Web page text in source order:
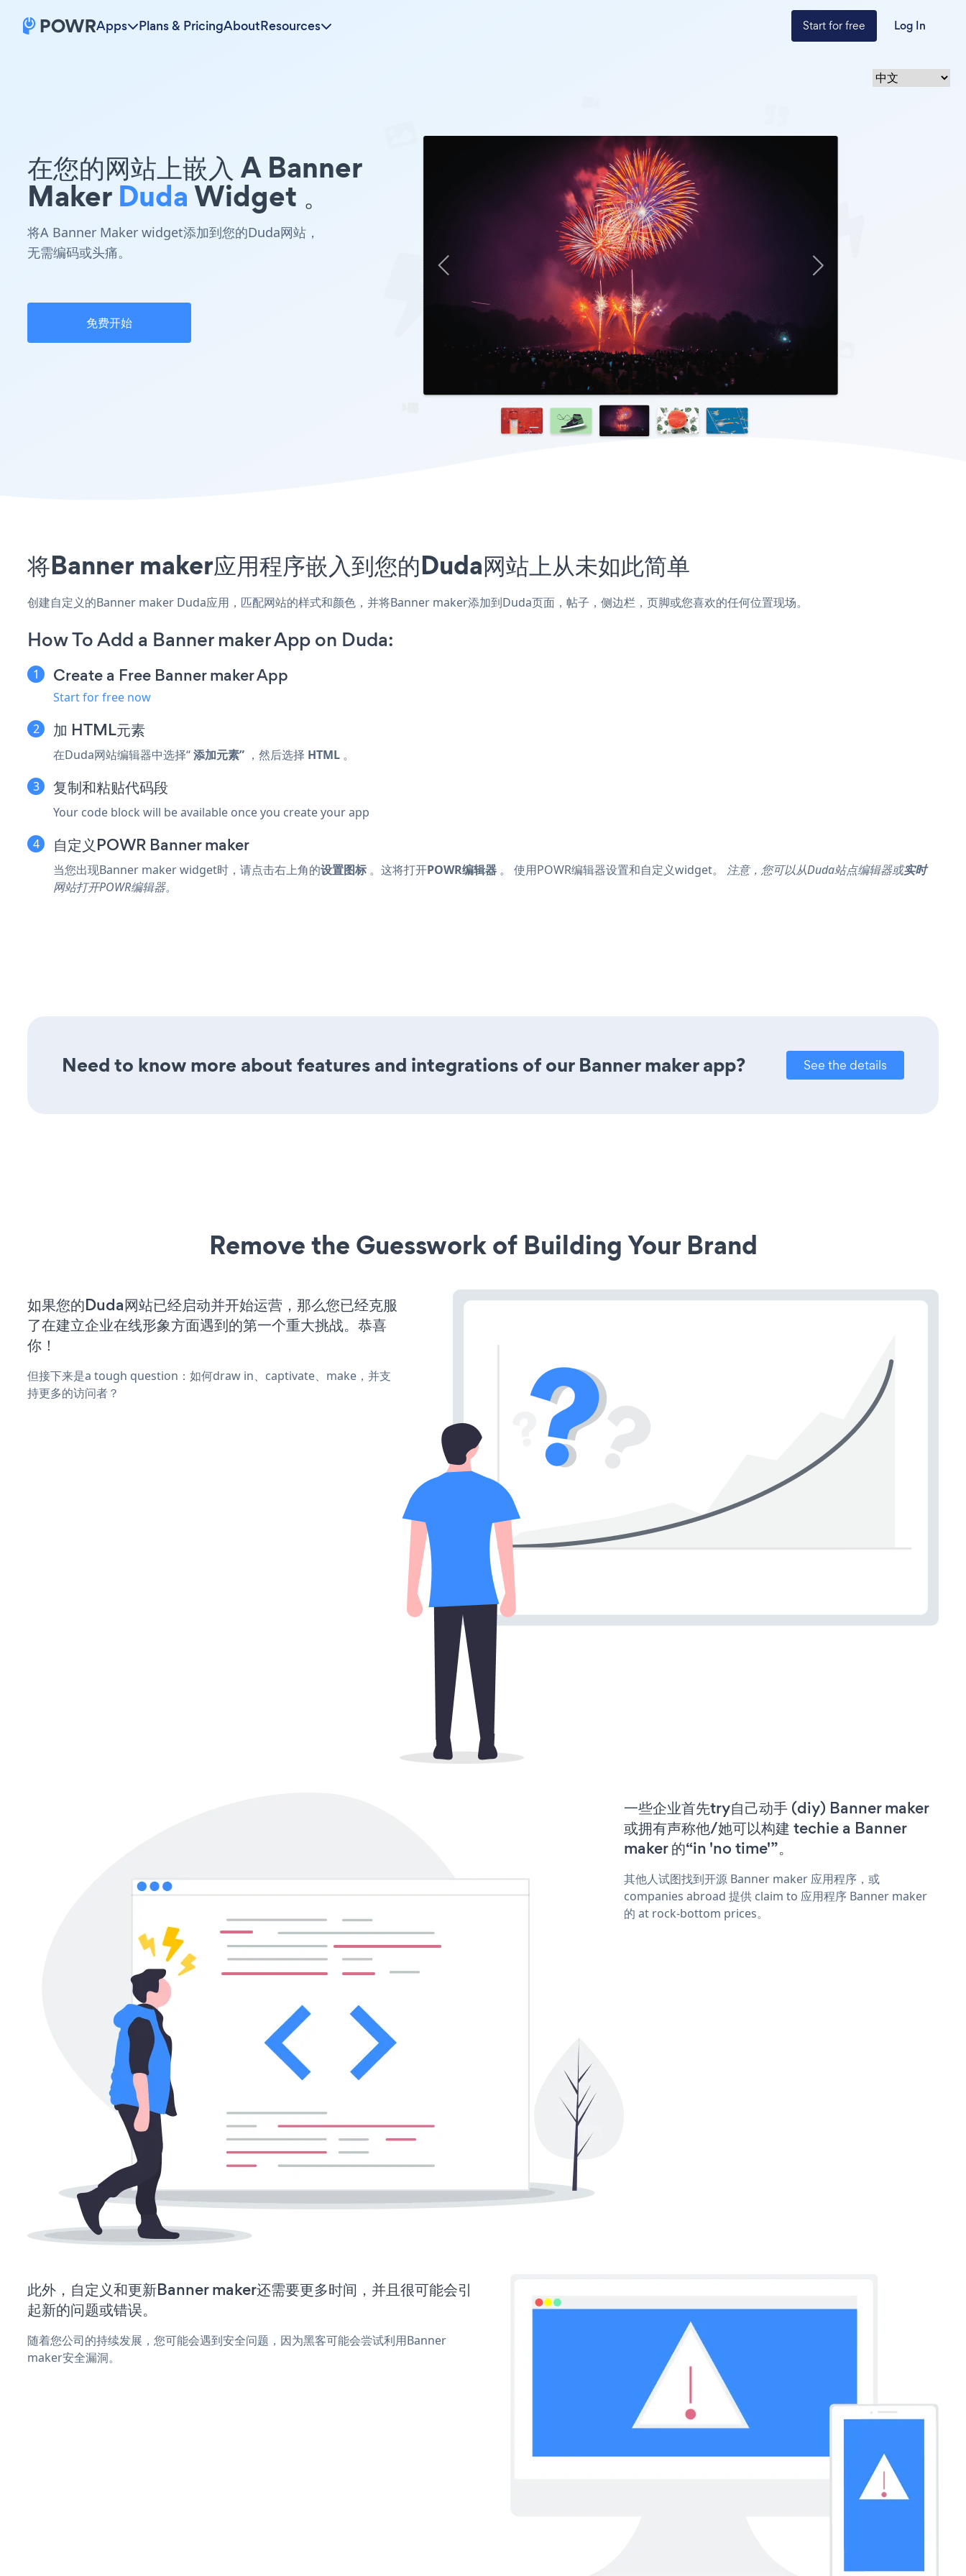
Apps Plans & PricingAboutResources Start for free Log In
在您的网站上嵌入 A Banner
MakerDudaWidget 。
将A Banner Maker widget添加到您的Duda网站，
无需编码或头痛。
免费开始
将Banner maker应用程序嵌入到您的Duda网站上从未如此简单
创建自定义的Banner maker Duda应用，匹配网站的样式和颜色，并将Banner maker添加到Duda页面，帖子，侧边栏，页脚或您喜欢的任何位置现场。
How To Add a Banner maker App on Duda:
Create a Free Banner maker App
Start for free now
加 HTML元素
在Duda网站编辑器中选择“添加元素” ，然后选择 HTML 。
复制和粘贴代码段
Your code block will be available once you create your app
自定义POWR Banner maker
当您出现Banner maker widget时，请点击右上角的设置图标 。这将打开POWR编辑器 。 使用POWR编辑器设置和自定义widget。 注意，您可以从Duda站点编辑器或实时
网站打开POWR编辑器。
Need to know more about features and integrations of our Banner maker app? See the details
Remove the Guesswork of Building Your Brand
如果您的Duda网站已经启动并开始运营，那么您已经克服
了在建立企业在线形象方面遇到的第一个重大挑战。恭喜
你！
但接下来是a tough question：如何draw in、captivate、make，并支
持更多的访问者？
一些企业首先try自己动手 (diy) Banner maker
或拥有声称他/她可以构建 techie a Banner
maker 的“in 'no time'”。
其他人试图找到开源 Banner maker 应用程序，或
companies abroad 提供 claim to 应用程序 Banner maker
的 at rock-bottom prices。
此外，自定义和更新Banner maker还需要更多时间，并且很可能会引
起新的问题或错误。
随着您公司的持续发展，您可能会遇到安全问题，因为黑客可能会尝试利用Banner
maker安全漏洞。